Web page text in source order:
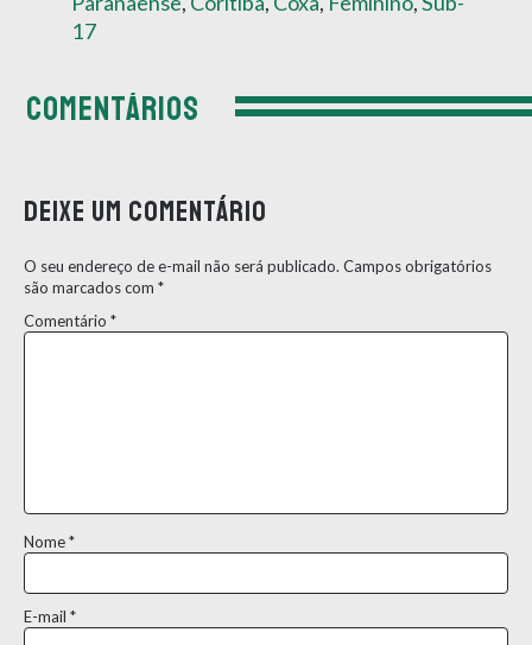
17
COMENTÁRIOS
Deixe um comentário
O seu endereço de e-mail não será publicado. Campos obrigatórios
são marcados com *
Comentário *
Nome*
E-mail *